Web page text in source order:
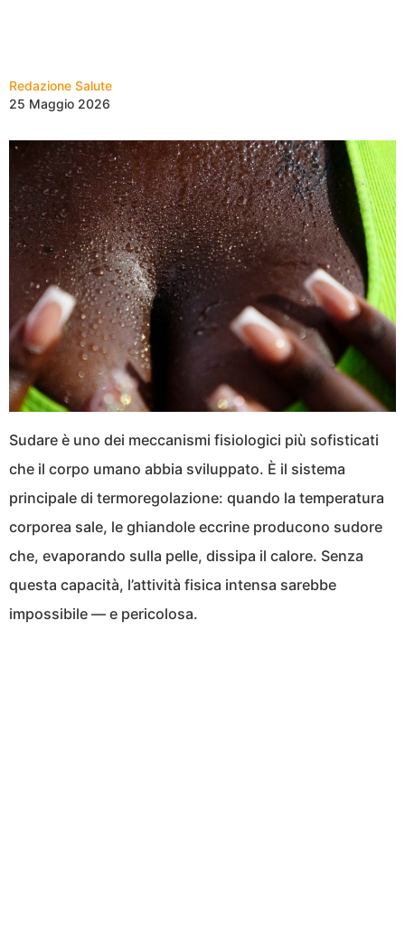
Redazione Salute
25 Maggio 2026
Sudare è uno dei meccanismi fisiologici più sofisticati
che il corpo umano abbia sviluppato. È il sistema
principale di termoregolazione: quando la temperatura
corporea sale, le ghiandole eccrine producono sudore
che, evaporando sulla pelle, dissipa il calore. Senza
questa capacità, l’attività fisica intensa sarebbe
impossibile — e pericolosa.